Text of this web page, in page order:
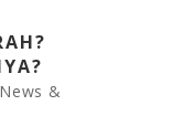
News &